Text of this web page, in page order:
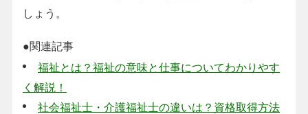
しょう。
●関連記事
福祉とは？福祉の意味と仕事についてわかりやす
く解説！
社会福祉士・介護福祉士の違いは？資格取得方法